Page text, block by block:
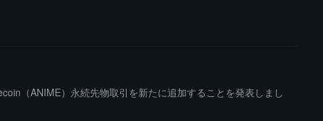
（ANIME）永続先物取引を新たに追加することを発表しまし